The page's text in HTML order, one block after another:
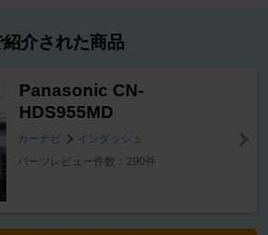
介された商品
Panasonic CN-
HDS955MD
カーナビ
インダッシュ
パーツレビュー件数：290件